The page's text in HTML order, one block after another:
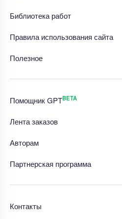
Библиотека работ
Правила использования сайта
Полезное
Помощник GPTBETA
Лента заказов
Авторам
Партнерская программа
Контакты